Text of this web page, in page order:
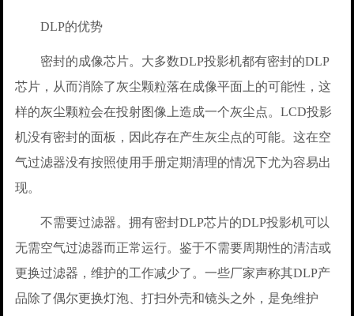
DLP的优势
密封的成像芯片。大多数DLP投影机都有密封的DLP
芯片，从而消除了灰尘颗粒落在成像平面上的可能性，这
样的灰尘颗粒会在投射图像上造成一个灰尘点。LCD投影
机没有密封的面板，因此存在产生灰尘点的可能。这在空
气过滤器没有按照使用手册定期清理的情况下尤为容易出
现。
不需要过滤器。拥有密封DLP芯片的DLP投影机可以
无需空气过滤器而正常运行。鉴于不需要周期性的清洁或
更换过滤器，维护的工作减少了。一些厂家声称其DLP产
品除了偶尔更换灯泡、打扫外壳和镜头之外，是免维护